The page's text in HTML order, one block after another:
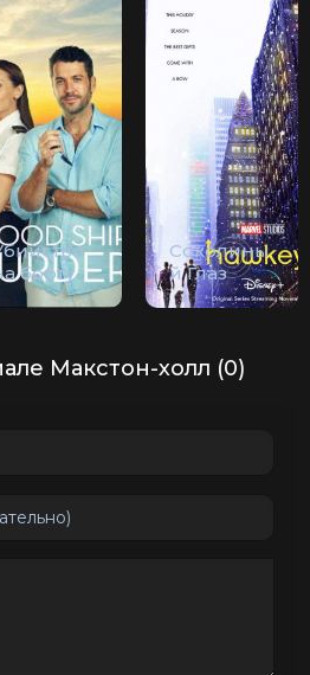
борту
Соколины
й Глаз
Макстон-холл (0)